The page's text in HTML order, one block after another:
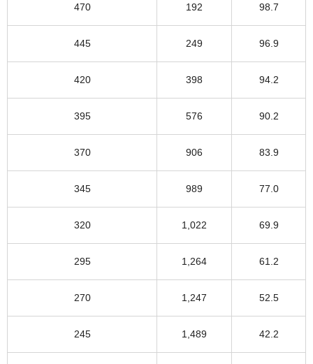
470 192 98.7
445 249 96.9
420 398 94.2
395 576 90.2
370 906 83.9
345 989 77.0
320 1,022 69.9
295 1,264 61.2
270 1,247 52.5
245 1,489 42.2